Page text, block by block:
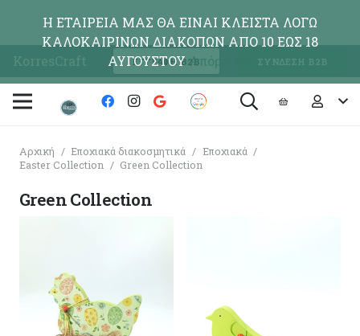
KorresCraft ΕΓΓΡΑΦΗ Β2Β ΣΥΝΔΕΣΗ Β2Β
Αρχική / Εποχιακά διακοσμητικά / Εποχιακά /
Easter Collection
/ Green Collection
Green Collection
Η ΕΤΑΙΡΕΙΑ ΜΑΣ ΘΑ ΕΙΝΑΙ ΚΛΕΙΣΤΑ ΛΟΓΩ
ΚΑΛΟΚΑΙΡΙΝΩΝ ΔΙΑΚΟΠΩΝ ΑΠΟ 10 ΕΩΣ 18
ΑΥΓΟΥΣΤΟΥΑπόρριψη